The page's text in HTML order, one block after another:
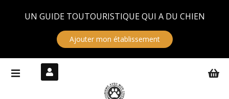
UN GUIDE TOUTOURISTIQUE QUI A DU CHIEN
Ajouter mon établissement